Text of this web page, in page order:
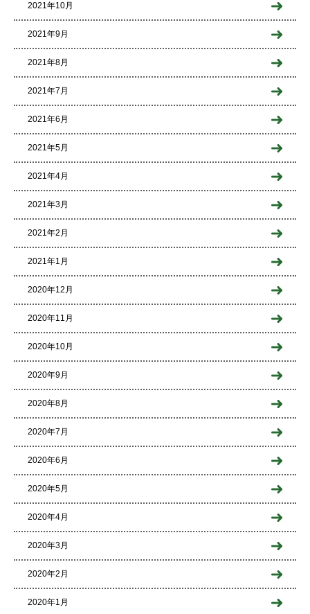
2021年10月
2021年9月
2021年8月
2021年7月
2021年6月
2021年5月
2021年4月
2021年3月
2021年2月
2021年1月
2020年12月
2020年11月
2020年10月
2020年9月
2020年8月
2020年7月
2020年6月
2020年5月
2020年4月
2020年3月
2020年2月
2020年1月